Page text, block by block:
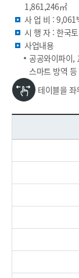
1,861,246㎡
사 업 비 : 9,061
시 행 자 : 한국
사업내용
공공와이파이,
스마트 방역
테이블을